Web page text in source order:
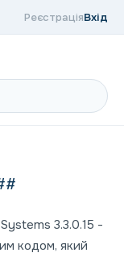
РеєстраціяВхід
3.3.0.15 -
кодом, який